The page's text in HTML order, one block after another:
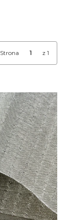
Strona z 1